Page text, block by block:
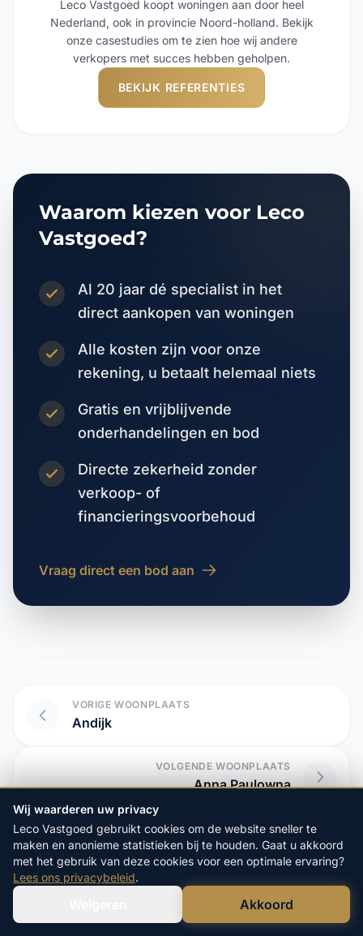
Leco Vastgoed koopt woningen aan door heel
Nederland, ook in provincie Noord-holland. Bekijk
onze casestudies om te zien hoe wij andere
verkopers met succes hebben geholpen.
BEKIJK REFERENTIES
Waarom kiezen voor Leco
Vastgoed?
Al 20 jaar dé specialist in het
direct aankopen van woningen
Alle kosten zijn voor onze
rekening, u betaalt helemaal niets
Gratis en vrijblijvende
onderhandelingen en bod
Directe zekerheid zonder
verkoop- of
financieringsvoorbehoud
Vraag direct een bod aan
VORIGE WOONPLAATS
Andijk
VOLGENDE WOONPLAATS
Anna Paulowna
Start hier uw vrijblijvende
aanvraag:
20+ Jaar Ervaring
Bel Ons Direct
Wij waarderen uw privacy
Leco Vastgoed gebruikt cookies om de website sneller te
maken en anonieme statistieken bij te houden. Gaat u akkoord
met het gebruik van deze cookies voor een optimale ervaring?
Lees ons privacybeleid.
Akkoord